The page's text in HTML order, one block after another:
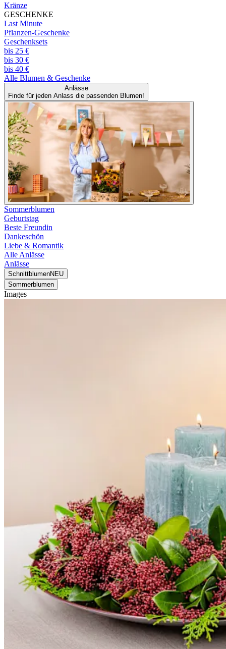
Kränze
GESCHENKE
Last Minute
Pflanzen-Geschenke
Geschenksets
bis 25 €
bis 30 €
bis 40 €
Alle Blumen & Geschenke
Anlässe
Finde für jeden Anlass die passenden Blumen!
Sommerblumen
Geburtstag
Beste Freundin
Dankeschön
Liebe & Romantik
Alle Anlässe
Anlässe
SchnittblumenNEU
Sommerblumen
Images